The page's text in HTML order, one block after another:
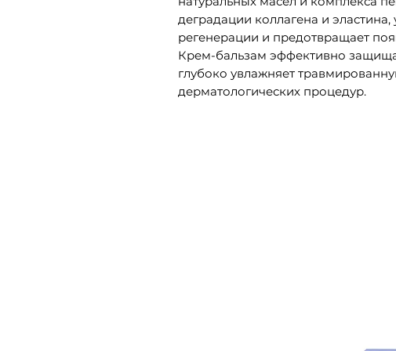
деградации коллагена и эластина,
регенерации и предотвращает
Крем-бальзам эффективно
глубоко увлажняет
дерматологических процедур.